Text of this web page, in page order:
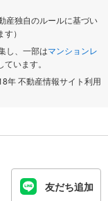
産独自のルールに基づい
）
し、一部はマンションレ
います。
年 不動産情報サイト利用
友だち追加